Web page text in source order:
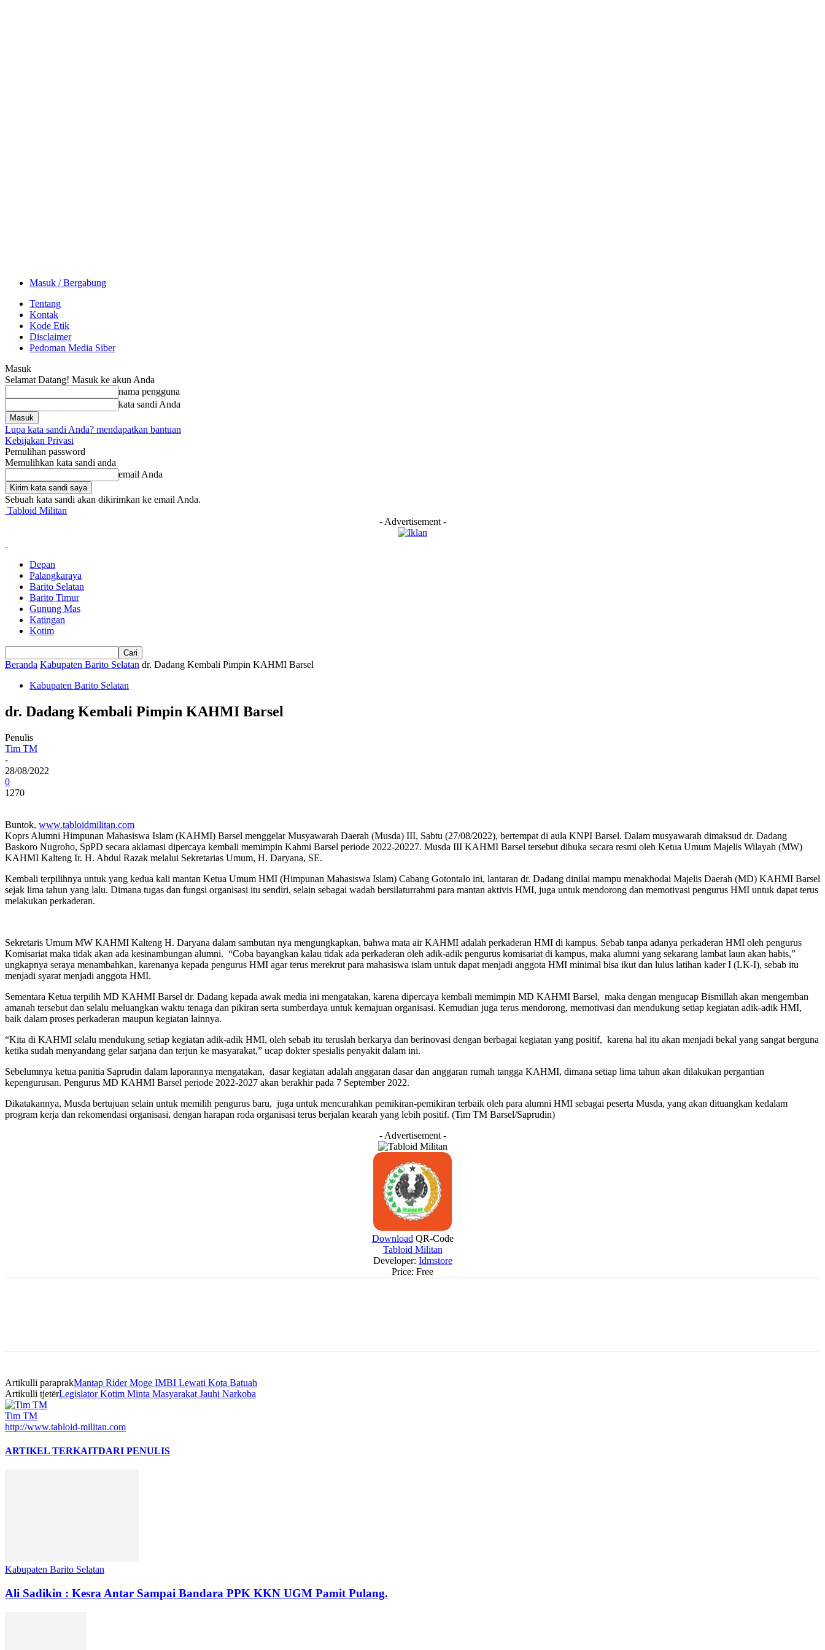
Masuk / Bergabung
Tentang
Kontak
Kode Etik
Disclaimer
Pedoman Media Siber
Masuk
Selamat Datang! Masuk ke akun Anda
nama pengguna
kata sandi Anda
Lupa kata sandi Anda? mendapatkan bantuan
Kebijakan Privasi
Pemulihan password
Memulihkan kata sandi anda
email Anda
Sebuah kata sandi akan dikirimkan ke email Anda.
Tabloid Militan
- Advertisement -
Depan
Palangkaraya
Barito Selatan
Barito Timur
Gunung Mas
Katingan
Kotim
Beranda Kabupaten Barito Selatan dr. Dadang Kembali Pimpin KAHMI Barsel
Kabupaten Barito Selatan
dr. Dadang Kembali Pimpin KAHMI Barsel
Penulis
Tim TM
-
28/08/2022
0
1270
Buntok, www.tabloidmilitan.com
Koprs Alumni Himpunan Mahasiswa Islam (KAHMI) Barsel menggelar Musyawarah Daerah (Musda) III, Sabtu (27/08/2022), bertempat di aula KNPI Barsel. Dalam musyawarah dimaksud dr. Dadang
Baskoro Nugroho, SpPD secara aklamasi dipercaya kembali memimpin Kahmi Barsel periode 2022-20227. Musda III KAHMI Barsel tersebut dibuka secara resmi oleh Ketua Umum Majelis Wilayah (MW)
KAHMI Kalteng Ir. H. Abdul Razak melalui Sekretarias Umum, H. Daryana, SE.
Kembali terpilihnya untuk yang kedua kali mantan Ketua Umum HMI (Himpunan Mahasiswa Islam) Cabang Gotontalo ini, lantaran dr. Dadang dinilai mampu menakhodai Majelis Daerah (MD) KAHMI Barsel
sejak lima tahun yang lalu. Dimana tugas dan fungsi organisasi itu sendiri, selain sebagai wadah bersilaturrahmi para mantan aktivis HMI, juga untuk mendorong dan memotivasi pengurus HMI untuk dapat terus
melakukan perkaderan.
Sekretaris Umum MW KAHMI Kalteng H. Daryana dalam sambutan nya mengungkapkan, bahwa mata air KAHMI adalah perkaderan HMI di kampus. Sebab tanpa adanya perkaderan HMI oleh pengurus
Komisariat maka tidak akan ada kesinambungan alumni. “Coba bayangkan kalau tidak ada perkaderan oleh adik-adik pengurus komisariat di kampus, maka alumni yang sekarang lambat laun akan habis,”
ungkapnya seraya menambahkan, karenanya kepada pengurus HMI agar terus merekrut para mahasiswa islam untuk dapat menjadi anggota HMI minimal bisa ikut dan lulus latihan kader I (LK-I), sebab itu
menjadi syarat menjadi anggota HMI.
Sementara Ketua terpilih MD KAHMI Barsel dr. Dadang kepada awak media ini mengatakan, karena dipercaya kembali memimpin MD KAHMI Barsel, maka dengan mengucap Bismillah akan mengemban
amanah tersebut dan selalu meluangkan waktu tenaga dan pikiran serta sumberdaya untuk kemajuan organisasi. Kemudian juga terus mendorong, memotivasi dan mendukung setiap kegiatan adik-adik HMI,
baik dalam proses perkaderan maupun kegiatan lainnya.
“Kita di KAHMI selalu mendukung setiap kegiatan adik-adik HMI, oleh sebab itu teruslah berkarya dan berinovasi dengan berbagai kegiatan yang positif, karena hal itu akan menjadi bekal yang sangat berguna
ketika sudah menyandang gelar sarjana dan terjun ke masyarakat,” ucap dokter spesialis penyakit dalam ini.
Sebelumnya ketua panitia Saprudin dalam laporannya mengatakan, dasar kegiatan adalah anggaran dasar dan anggaran rumah tangga KAHMI, dimana setiap lima tahun akan dilakukan pergantian
kepengurusan. Pengurus MD KAHMI Barsel periode 2022-2027 akan berakhir pada 7 September 2022.
Dikatakannya, Musda bertujuan selain untuk memilih pengurus baru, juga untuk mencurahkan pemikiran-pemikiran terbaik oleh para alumni HMI sebagai peserta Musda, yang akan dituangkan kedalam
program kerja dan rekomendasi organisasi, dengan harapan roda organisasi terus berjalan kearah yang lebih positif. (Tim TM Barsel/Saprudin)
- Advertisement -
Download QR-Code
Tabloid Militan
Developer: Idmstore
Price: Free
Artikulli paraprakMantap Rider Moge IMBI Lewati Kota Batuah
Artikulli tjetërLegislator Kotim Minta Masyarakat Jauhi Narkoba
Tim TM
http://www.tabloid-militan.com
ARTIKEL TERKAITDARI PENULIS
Kabupaten Barito Selatan
Ali Sadikin : Kesra Antar Sampai Bandara PPK KKN UGM Pamit Pulang.